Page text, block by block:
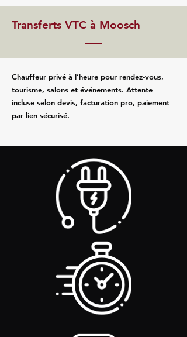
Transferts VTC à Moosch
Chauffeur privé à l’heure pour rendez‑vous,
tourisme, salons et événements. Attente
incluse selon devis, facturation pro, paiement
par lien sécurisé.